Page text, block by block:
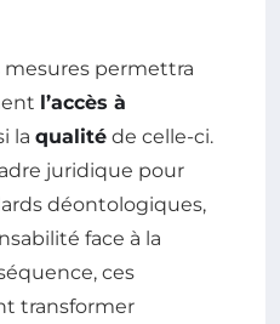
mesures permettra
l’accès à
la qualité de celle-ci.
juridique pour
déontologiques,
face à la
ces
transformer